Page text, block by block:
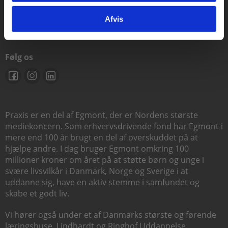
Afvis
Følg os
Praxis er en del af Egmont, der er Nordens største
mediekoncern. Som erhvervsdrivende fond har Egmont i
mere end 100 år brugt en del af overskuddet på at
hjælpe andre. I dag bruger Egmont omkring 100
millioner kroner om året på at støtte børn og unge i
svære livsvilkår i Danmark, Norge og Sverige i at
uddanne sig, have en aktiv stemme i samfundet og
skabe et godt liv.
Vi hører også under et af Danmarks største og førende